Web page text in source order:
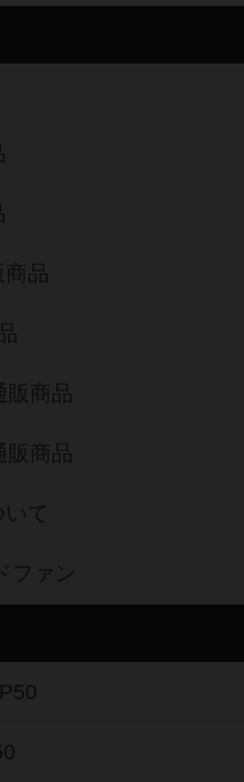
品
販商品
販商品
て
ファン